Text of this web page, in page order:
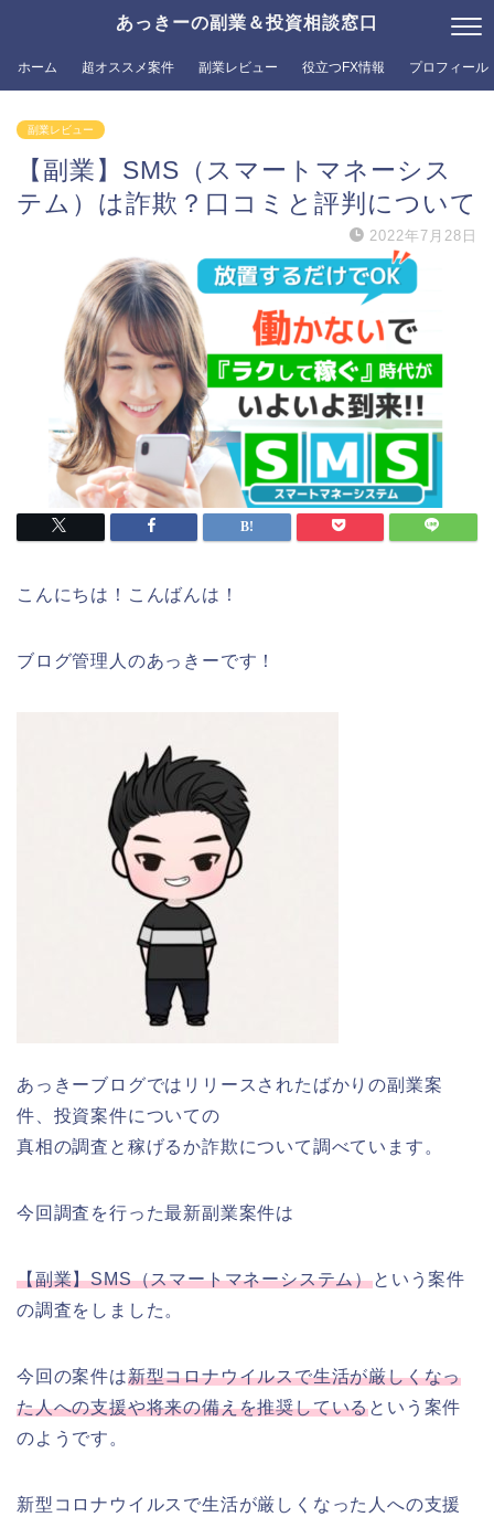
あっきーの副業＆投資相談窓口
ホーム 超オススメ案件 副業レビュー 役立つFX情報 プロフィール
副業レビュー
【副業】SMS（スマートマネーシス
テム）は詐欺？口コミと評判について
2022年7月28日
こんにちは！こんばんは！
ブログ管理人のあっきーです！
あっきーブログではリリースされたばかりの副業案
件、投資案件についての
真相の調査と稼げるか詐欺について調べています。
今回調査を行った最新副業案件は
【副業】SMS（スマートマネーシステム）という案件
の調査をしました。
今回の案件は新型コロナウイルスで生活が厳しくなっ
た人への支援や将来の備えを推奨しているという案件
のようです。
新型コロナウイルスで生活が厳しくなった人への支援